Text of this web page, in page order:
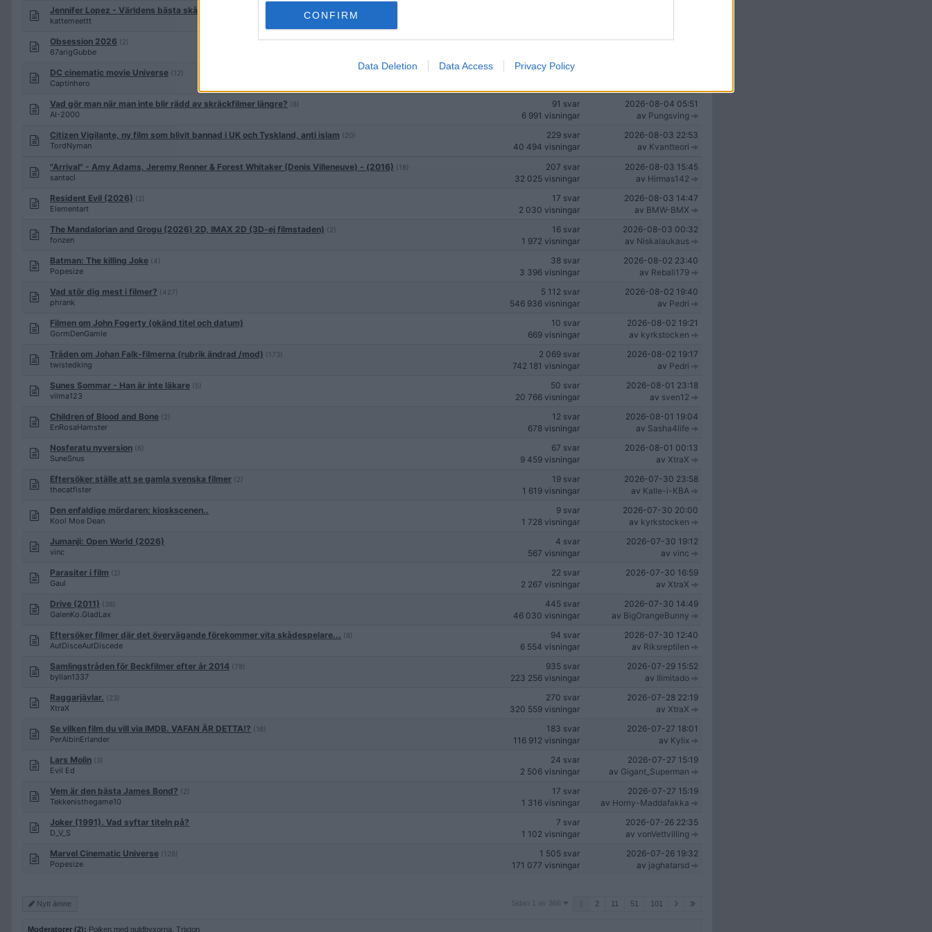
CONFIRM
Data Deletion Data Access Privacy Policy
Jennifer Lopez - Världens bästa skådespelare
kattemeettt
Obsession 2026 (2)
67arigGubbe
19 svar
2026-08-04
DC cinematic movie Universe (12)
Captinhero
137 svar
Vad gör man när man inte blir rädd av skräckfilmer längre? (8)
AI-2000
91 svar
6 991 visningar
2026-08-04 05:51
av Pungsving
Citizen Vigilante, ny film som blivit bannad i UK och Tyskland, anti islam (20)
TordNyman
229 svar
40 494 visningar
2026-08-03 22:53
av Kvantteori
"Arrival" - Amy Adams, Jeremy Renner & Forest Whitaker (Denis Villeneuve) - (2016) (18)
santacl
207 svar
32 025 visningar
2026-08-03 15:45
av Hirmas142
Resident Evil (2026) (2)
Elementart
17 svar
2 030 visningar
2026-08-03 14:47
av BMW-BMX
The Mandalorian and Grogu (2026) 2D, IMAX 2D (3D-ej filmstaden) (2)
fonzen
16 svar
1 972 visningar
2026-08-03 00:32
av Niskalaukaus
Batman: The killing Joke (4)
Popesize
38 svar
3 396 visningar
2026-08-02 23:40
av Rebali179
Vad stör dig mest i filmer? (427)
phrank
5 112 svar
546 936 visningar
2026-08-02 19:40
av Pedri
Filmen om John Fogerty (okänd titel och datum)
GormDenGamle
10 svar
669 visningar
2026-08-02 19:21
av kyrkstocken
Tråden om Johan Falk-filmerna (rubrik ändrad /mod) (173)
twistedking
2 069 svar
742 181 visningar
2026-08-02 19:17
av Pedri
Sunes Sommar - Han är inte läkare (5)
vilma123
50 svar
20 766 visningar
2026-08-01 23:18
av sven12
Children of Blood and Bone (2)
EnRosaHamster
12 svar
678 visningar
2026-08-01 19:04
av Sasha4life
Nosferatu nyversion (6)
SuneSnus
67 svar
9 459 visningar
2026-08-01 00:13
av XtraX
Eftersöker ställe att se gamla svenska filmer (2)
thecatfister
19 svar
1 619 visningar
2026-07-30 23:58
av Kalle-i-KBA
Den enfaldige mördaren: kioskscenen..
Kool Moe Dean
9 svar
1 728 visningar
2026-07-30 20:00
av kyrkstocken
Jumanji: Open World (2026)
vinc
4 svar
567 visningar
2026-07-30 19:12
av vinc
Parasiter i film (2)
Gaul
22 svar
2 267 visningar
2026-07-30 16:59
av XtraX
Drive (2011) (38)
GalenKo.GladLax
445 svar
46 030 visningar
2026-07-30 14:49
av BigOrangeBunny
Eftersöker filmer där det övervägande förekommer vita skådespelare... (8)
AutDisceAutDiscede
94 svar
6 554 visningar
2026-07-30 12:40
av Riksreptilen
Samlingstråden för Beckfilmer efter år 2014 (78)
byllan1337
935 svar
223 256 visningar
2026-07-29 15:52
av Ilimitado
Raggarjävlar. (23)
XtraX
270 svar
320 559 visningar
2026-07-28 22:19
av XtraX
Se vilken film du vill via IMDB. VAFAN ÄR DETTA!? (16)
PerAlbinErlander
183 svar
116 912 visningar
2026-07-27 18:01
av Kylix
Lars Molin (3)
Evil Ed
24 svar
2 506 visningar
2026-07-27 15:19
av Gigant_Superman
Vem är den bästa James Bond? (2)
Tekkenisthegame10
17 svar
1 316 visningar
2026-07-27 15:19
av Horny-Maddafakka
Joker (1991). Vad syftar titeln på?
D_V_S
7 svar
1 102 visningar
2026-07-26 22:35
av vonVettvilling
Marvel Cinematic Universe (126)
Popesize
1 505 svar
171 077 visningar
2026-07-26 19:32
av jaghatarsd
Nytt ämne
Sidan
Sidan 1 av 366 2 11 51 101
Moderatorer (2): Pojken med guldbyxorna Trixton